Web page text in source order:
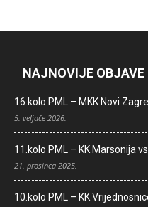
NAJNOVIJE OBJAVE
16.kolo PML – MKK Novi
5. veljače 2026.
11.kolo PML – KK Marsonija
21. prosinca 2025.
10.kolo PML – KK